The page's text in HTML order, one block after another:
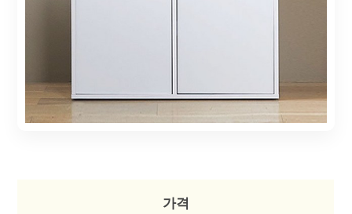
가격